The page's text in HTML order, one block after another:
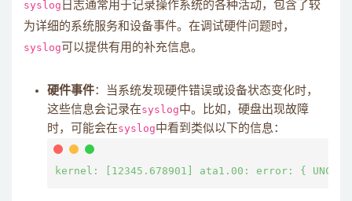
syslog 日志通常用于记录操作系统的各种活动，包含了较
为详细的系统服务和设备事件。在调试硬件问题时，
syslog 可以提供有用的补充信息。
硬件事件：当系统发现硬件错误或设备状态变化时，
这些信息会记录在syslog中。比如，硬盘出现故障
时，可能会在syslog中看到类似以下的信息：